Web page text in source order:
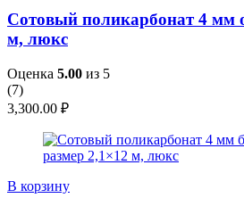
Сотовый поликарбонат 4 мм
м, люкс
Оценка 5.00 из 5
(7)
3,300.00 ₽
В корзину